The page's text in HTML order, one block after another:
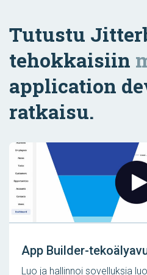
Tutustu
tehokkaisiin
application
ratkaisu.
App Builder-
Luo ja hallinnoi sovelluksia